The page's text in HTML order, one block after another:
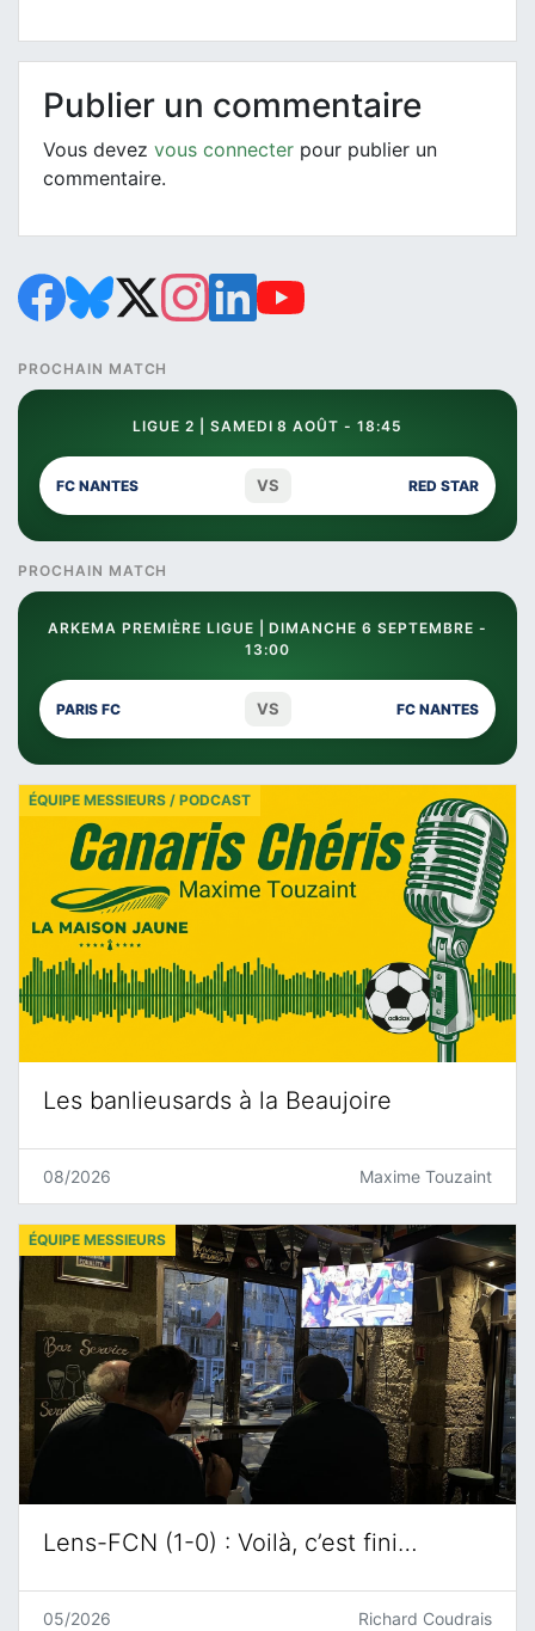
Publier un commentaire
Vous devez vous connecter pour publier un
commentaire.
PROCHAIN MATCH
LIGUE 2 | SAMEDI 8 AOÛT - 18:45
FC NANTES VS RED STAR
PROCHAIN MATCH
ARKEMA PREMIÈRE LIGUE | DIMANCHE 6 SEPTEMBRE -
13:00
PARIS FC VS FC NANTES
Les banlieusards à la Beaujoire
ÉQUIPE MESSIEURS / PODCAST
08/2026 Maxime Touzaint
Lens-FCN (1-0) : Voilà, c’est fini…
ÉQUIPE MESSIEURS
05/2026 Richard Coudrais